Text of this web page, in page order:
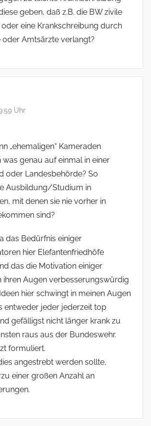
geben, daß z.B. die BW zivile
eine Krankschreibung durch
Amtsärzte verlangt?
Uhr
„ehemaligen“ Kameraden
was genau auf einmal in einer
oder Landesbehörde? So
Ausbildung/Studium in
mit denen sie nie vorher in
sind?
das Bedürfnis einiger
hier Elefantenfriedhöfe
das die Motivation einiger
ihren Augen verbesserungswürdig
hier schwingt in meinen Augen
entweder jeder jederzeit top
gefälligst nicht länger krank zu
raus aus der Bundeswehr.
formuliert.
angestrebt werden sollte,
einer großen Anzahl an